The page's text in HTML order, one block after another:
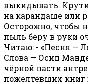
выкидывать.
на карандаше или
Осторожно, чтобы
пыль беру в руки
Читаю: - «Песня —
Слова — Осип
чёрной пасти
пожелтевших книг